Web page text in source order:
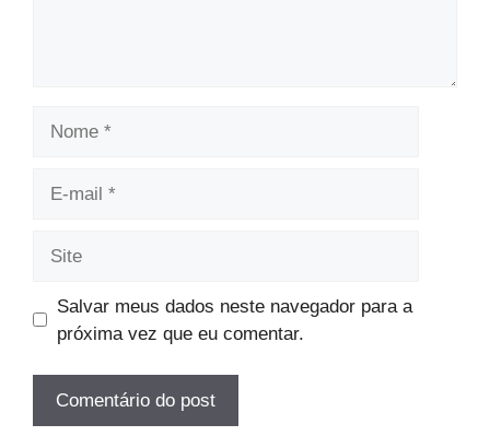
Salvar meus dados neste navegador para a
próxima vez que eu comentar.